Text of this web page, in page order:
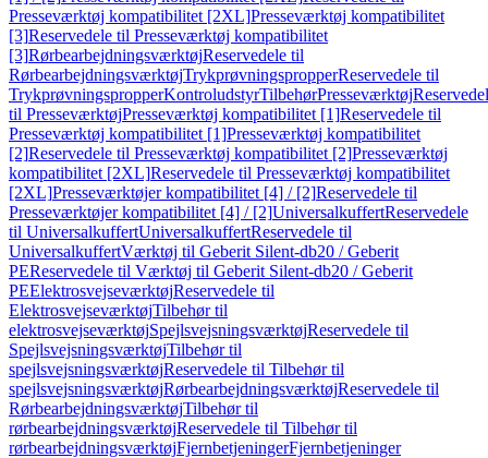
Presseværktøj kompatibilitet [2XL]Presseværktøj kompatibilitet
[3]Reservedele til Presseværktøj kompatibilitet
[3]RørbearbejdningsværktøjReservedele til
RørbearbejdningsværktøjTrykprøvningspropperReservedele til
TrykprøvningspropperKontroludstyrTilbehørPresseværktøj
til PresseværktøjPresseværktøj kompatibilitet [1]Reservedele til
Presseværktøj kompatibilitet [1]Presseværktøj kompatibilitet
[2]Reservedele til Presseværktøj kompatibilitet [2]Presseværktøj
kompatibilitet [2XL]Reservedele til Presseværktøj kompatibilitet
[2XL]Presseværktøjer kompatibilitet [4] / [2]Reservedele til
Presseværktøjer kompatibilitet [4] / [2]UniversalkuffertReservedele
til UniversalkuffertUniversalkuffertReservedele til
UniversalkuffertVærktøj til Geberit Silent-db20 / Geberit
PEReservedele til Værktøj til Geberit Silent-db20 / Geberit
PEElektrosvejseværktøjReservedele til
ElektrosvejseværktøjTilbehør til
elektrosvejseværktøjSpejlsvejsningsværktøjReservedele til
SpejlsvejsningsværktøjTilbehør til
spejlsvejsningsværktøjReservedele til Tilbehør til
spejlsvejsningsværktøjRørbearbejdningsværktøjReservedele til
RørbearbejdningsværktøjTilbehør til
rørbearbejdningsværktøjReservedele til Tilbehør til
rørbearbejdningsværktøjFjernbetjeningerFjernbetjeninger